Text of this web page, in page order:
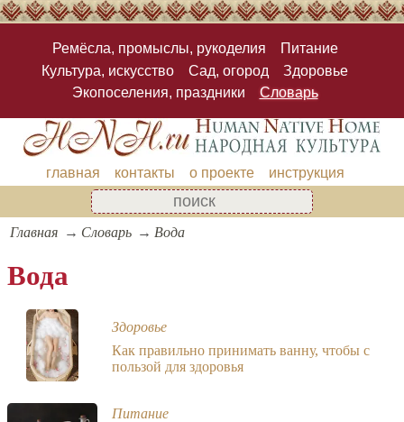
Ремёсла, промыслы, рукоделия
Питание
Культура, искусство
Сад, огород
Здоровье
Экопоселения, праздники
Словарь
главная контакты о проекте инструкция
Главная Словарь Вода
Вода
Здоровье
Как правильно принимать ванну, чтобы с
пользой для здоровья
Питание